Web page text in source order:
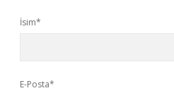
İsim*
E-Posta*